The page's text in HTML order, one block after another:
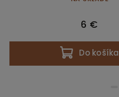
6 €
Do košíka